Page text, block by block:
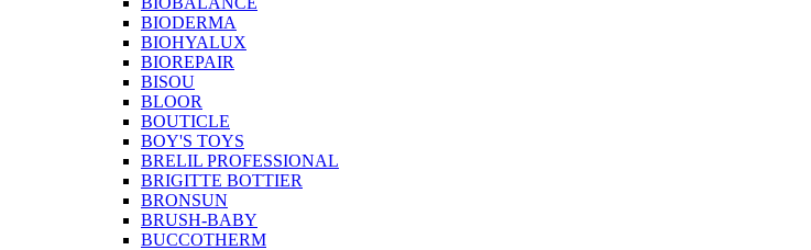
BIODERMA
BIOHYALUX
BIOREPAIR
BISOU
BLOOR
BOUTICLE
BOY'S TOYS
BRELIL PROFESSIONAL
BRIGITTE BOTTIER
BRONSUN
BRUSH-BABY
BUCCOTHERM